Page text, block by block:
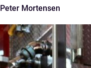
Peter Mortensen